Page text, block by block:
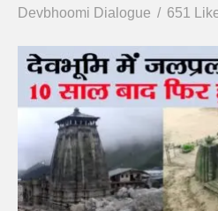
Devbhoomi Dialogue
651